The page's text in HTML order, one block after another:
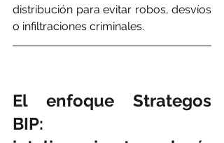
distribución para evitar robos, desvíos
o infiltraciones criminales.
El enfoque Strategos
BIP: